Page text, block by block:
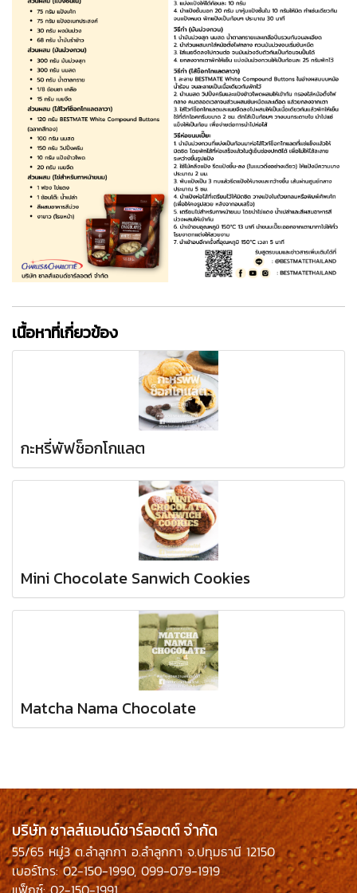
เนื้อหาที่เกี่ยวข้อง
กะหรี่พัฟช็อกโกแลต
Mini Chocolate Sanwich Cookies
Matcha Nama Chocolate
บริษัท ชาลส์แอนด์ชาร์ลอตต์ จำกัด
55/65 หมู่3 ต.ลำลูกกา อ.ลำลูกกา จ.ปทุมธานี 12150
เบอร์โทร: 02-150-1990, 099-079-1919